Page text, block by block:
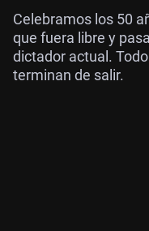
Celebramos los 50
que fuera libre y
dictador actual.
terminan de salir.